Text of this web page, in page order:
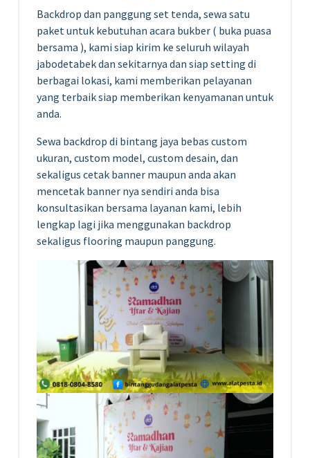
Backdrop dan panggung set tenda, sewa satu
paket untuk kebutuhan acara bukber ( buka puasa
bersama ), kami siap kirim ke seluruh wilayah
jabodetabek dan sekitarnya dan siap setting di
berbagai lokasi, kami memberikan pelayanan
yang terbaik siap memberikan kenyamanan untuk
anda.
Sewa backdrop di bintang jaya bebas custom
ukuran, custom model, custom desain, dan
sekaligus cetak banner maupun anda akan
mencetak banner nya sendiri anda bisa
konsultasikan bersama layanan kami, lebih
lengkap lagi jika menggunakan backdrop
sekaligus flooring maupun panggung.